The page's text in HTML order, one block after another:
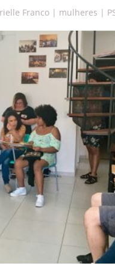
Franco | mulheres |